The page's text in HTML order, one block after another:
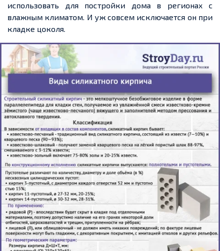
использовать для постройки дома в регионах с
влажным климатом. И уж совсем исключается он при
кладке цоколя.